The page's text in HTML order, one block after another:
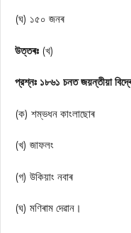
(ঘ) ১৫০ জনৰ
উত্তৰঃ (খ)
প্রশ্নঃ ১৮৬১ চনত জয়ন্তীয়া
(ক) শম্ভধন কাংলাছোৰ
(খ) জাফলং
(গ) উকিয়াং নবাৰ
(ঘ) মণিৰাম দেৱান।